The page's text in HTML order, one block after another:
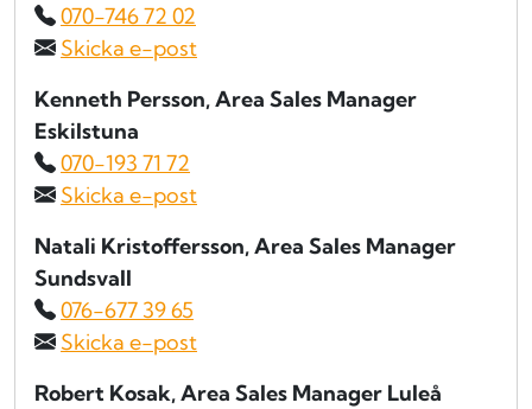
070-746 72 02
Skicka e-post
Kenneth Persson, Area Sales Manager
Eskilstuna
070-193 71 72
Skicka e-post
Natali Kristoffersson, Area Sales Manager
Sundsvall
076-677 39 65
Skicka e-post
Robert Kosak, Area Sales Manager Luleå